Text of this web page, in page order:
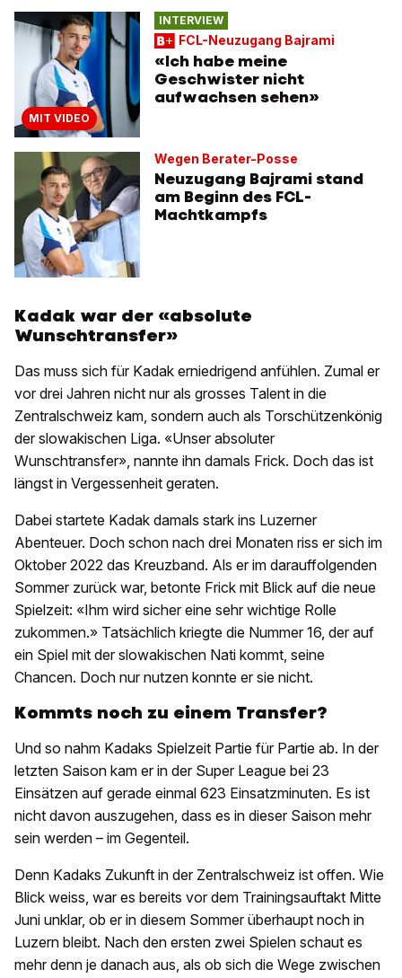
MIT VIDEO
INTERVIEW
FCL-Neuzugang Bajrami
«Ich habe meine
Geschwister nicht
aufwachsen sehen»
Wegen Berater-Posse
Neuzugang Bajrami stand
am Beginn des FCL-
Machtkampfs
Kadak war der «absolute
Wunschtransfer»
Das muss sich für Kadak erniedrigend anfühlen. Zumal er
vor drei Jahren nicht nur als grosses Talent in die
Zentralschweiz kam, sondern auch als Torschützenkönig
der slowakischen Liga. «Unser absoluter
Wunschtransfer», nannte ihn damals Frick. Doch das ist
längst in Vergessenheit geraten.
Dabei startete Kadak damals stark ins Luzerner
Abenteuer. Doch schon nach drei Monaten riss er sich im
Oktober 2022 das Kreuzband. Als er im darauffolgenden
Sommer zurück war, betonte Frick mit Blick auf die neue
Spielzeit: «Ihm wird sicher eine sehr wichtige Rolle
zukommen.» Tatsächlich kriegte die Nummer 16, der auf
ein Spiel mit der slowakischen Nati kommt, seine
Chancen. Doch nur nutzen konnte er sie nicht.
Kommts noch zu einem Transfer?
Und so nahm Kadaks Spielzeit Partie für Partie ab. In der
letzten Saison kam er in der Super League bei 23
Einsätzen auf gerade einmal 623 Einsatzminuten. Es ist
nicht davon auszugehen, dass es in dieser Saison mehr
sein werden – im Gegenteil.
Denn Kadaks Zukunft in der Zentralschweiz ist offen. Wie
Blick weiss, war es bereits vor dem Trainingsauftakt Mitte
Juni unklar, ob er in diesem Sommer überhaupt noch in
Luzern bleibt. Nach den ersten zwei Spielen schaut es
mehr denn je danach aus, als ob sich die Wege zwischen